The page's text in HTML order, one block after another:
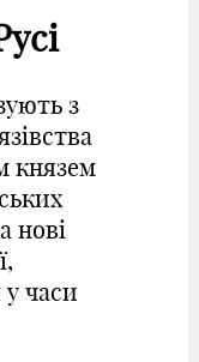
з
князем
нові
часи